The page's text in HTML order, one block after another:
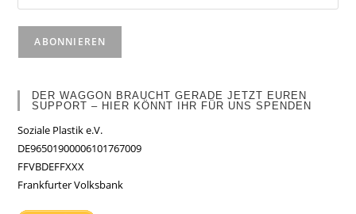
DER WAGGON BRAUCHT GERADE JETZT EUREN
SUPPORT – HIER KÖNNT IHR FÜR UNS SPENDEN
Soziale Plastik e.V.
DE96501900006101767009
FFVBDEFFXXX
Frankfurter Volksbank